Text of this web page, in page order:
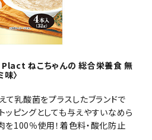
Plact ねこちゃんの 総合栄養食 無
〉
乳酸菌をプラスしたブランドで
ッピングとしても与えやすいなめら
を100％使用！着色料・酸化防止